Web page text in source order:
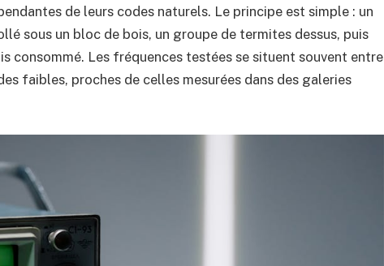
de leurs codes naturels. Le principe est simple : un
sous un bloc de bois, un groupe de termites dessus, puis
consommé. Les fréquences testées se situent souvent entre
faibles, proches de celles mesurées dans des galeries